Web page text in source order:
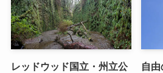
レッドウッド国立・州立公
自